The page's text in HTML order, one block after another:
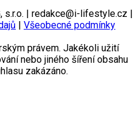
s.r.o. | redakce@i-lifestyle.cz |
Všeobecné podmínky
právem. Jakékoli užití
nebo jiného šíření obsahu
zakázáno.